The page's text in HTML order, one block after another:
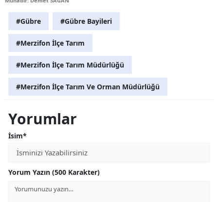
#Gübre #Gübre Bayileri
#Merzifon İlçe Tarım
#Merzifon İlçe Tarım Müdürlüğü
#Merzifon İlçe Tarım Ve Orman Müdürlüğü
Yorumlar
İsim*
Yorum Yazın (500 Karakter)